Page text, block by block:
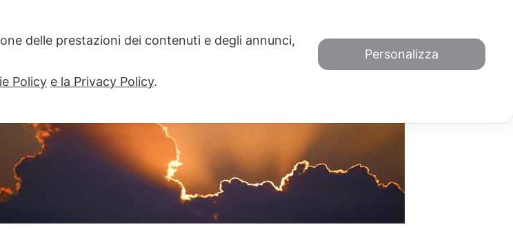
delle prestazioni dei contenuti e degli annunci,
Policy e la Privacy Policy.
Personalizza